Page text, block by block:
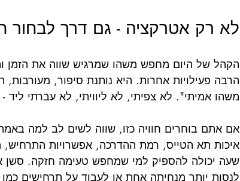
לא רק אטרקציה - גם דרך לבחור
הקהל של היום מחפש משהו שמרגיש שווה את הזמן
הרבה פעילויות אחרות. היא נותנת סיפור,
משהו אמיתי". לא צפיתי, לא ליוויתי, לא עברתי ליד
אם אתם בוחרים חוויה כזו, שווה לשים לב למה
איכות תא הטייס, רמת ההדרכה, אפשרויות
שעה יכולה להספיק למי שמחפש טעימה חזקה. סשן
לנסות יותר מנחיתה אחת או לעבוד על תרחישים